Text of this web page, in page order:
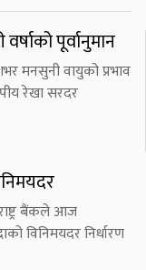
पूर्वानुमान
मनसुनी वायुको प्रभाव
रेखा सरदर
बैंकले आज
विनिमयदर निर्धारण